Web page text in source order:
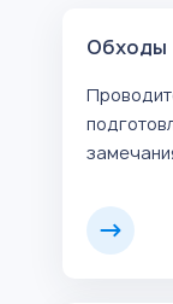
Обходы